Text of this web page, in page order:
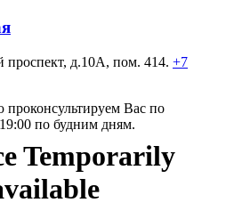
д.10А, пом. 414. +7
Вас по
по будним дням.